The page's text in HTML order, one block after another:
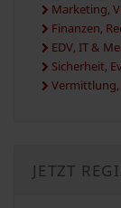
Marketing,
Finanzen,
EDV, IT &
Sicherheit,
Vermittlung,
JETZT